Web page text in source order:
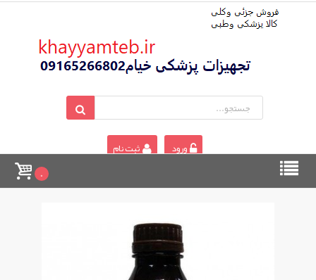
ورود ثبت نام
0